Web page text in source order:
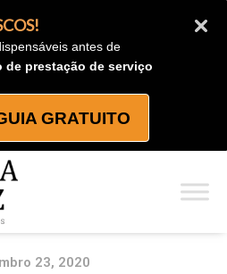
antes de
de prestação de serviço
GRATUITO
23, 2020